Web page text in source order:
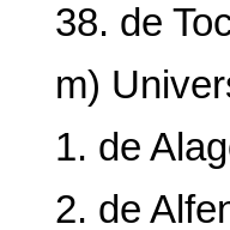
38. de
m)
1. de
2. de